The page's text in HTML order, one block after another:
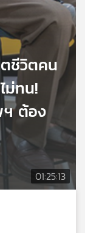
01:25:13
ตชีวิตคน
ม่ทน!
ต้อง